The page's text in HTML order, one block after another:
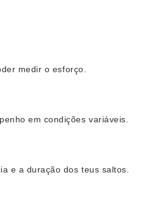
medir o esforço.
em condições variáveis.
e a duração dos teus saltos.